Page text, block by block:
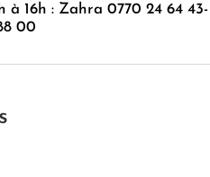
à 16h : Zahra 0770 24 64
00